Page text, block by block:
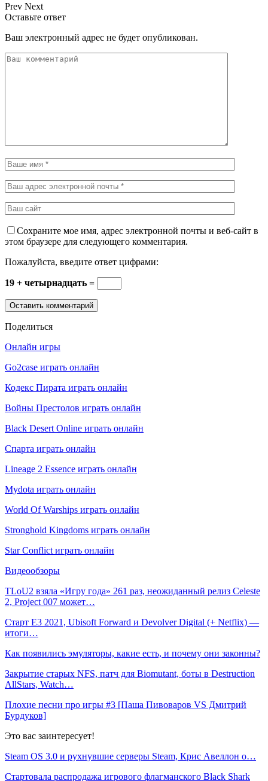
Prev Next
Оставьте ответ
Ваш электронный адрес не будет опубликован.
Сохраните мое имя, адрес электронной почты и веб-сайт в
этом браузере для следующего комментария.
Пожалуйста, введите ответ цифрами:
19 + четырнадцать =
Поделиться
Онлайн игры
Go2case играть онлайн
Кодекс Пирата играть онлайн
Войны Престолов играть онлайн
Black Desert Online играть онлайн
Спарта играть онлайн
Lineage 2 Essence играть онлайн
Mydota играть онлайн
World Of Warships играть онлайн
Stronghold Kingdoms играть онлайн
Star Conflict играть онлайн
Видеообзоры
TLoU2 взяла «Игру года» 261 раз, неожиданный релиз Celeste
2, Project 007 может…
Старт E3 2021, Ubisoft Forward и Devolver Digital (+ Netflix) —
итоги…
Как появились эмуляторы, какие есть, и почему они законны?
Закрытие старых NFS, патч для Biomutant, боты в Destruction
AllStars, Watch…
Плохие песни про игры #3 [Паша Пивоваров VS Дмитрий
Бурдуков]
Это вас заинтересует!
Steam OS 3.0 и рухнувшие серверы Steam, Крис Авеллон о…
Стартовала распродажа игрового флагманского Black Shark